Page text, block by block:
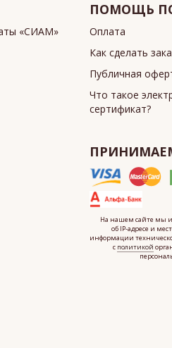
«СИАМ»
ПОМОЩЬ
Оплата
Как сделать
Публичная
Что такое
сертификат?
На нашем сайте мы
об IP-адресе и
информации
с политикой